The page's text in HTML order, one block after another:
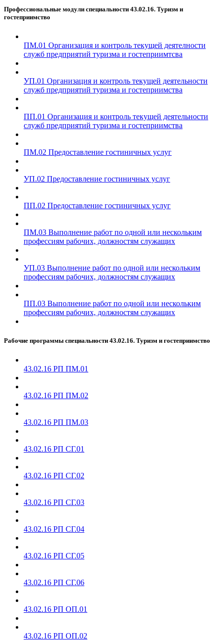
Профессиональные модули специальности 43.02.16. Туризм и
гостеприимство
ПМ.01 Организация и контроль текущей деятелности
служб предприятий туризма и гостеприимтсва
УП.01 Организация и контроль текущей деятельности
служб предприятий туризма и гостеприимства
ПП.01 Организация и контроль текущей деятельности
служб предприятий туризма и гостеприимства
ПМ.02 Предоставление гостиничных услуг
УП.02 Предоставление гостиничных услуг
ПП.02 Предоставление гостиничных услуг
ПМ.03 Выполнение работ по одной или нескольким
профессиям рабочих, должностям служащих
УП.03 Выполнение работ по одной или нескольким
профессиям рабочих, должностям служащих
ПП.03 Выполнение работ по одной или нескольким
профессиям рабочих, должностям служащих
Рабочие программы специальности 43.02.16. Туризм и гостеприимство
43.02.16 РП ПМ.01
43.02.16 РП ПМ.02
43.02.16 РП ПМ.03
43.02.16 РП СГ.01
43.02.16 РП СГ.02
43.02.16 РП СГ.03
43.02.16 РП СГ.04
43.02.16 РП СГ.05
43.02.16 РП СГ.06
43.02.16 РП ОП.01
43.02.16 РП ОП.02